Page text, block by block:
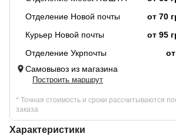
Отделение Новой почты
от 70
Курьер Новой почты
от 95
Отделение Укрпочты
Самовывоз из магазина
Построить маршрут
* Точная стоимость и сроки рассчитываются
заказа
Характеристики